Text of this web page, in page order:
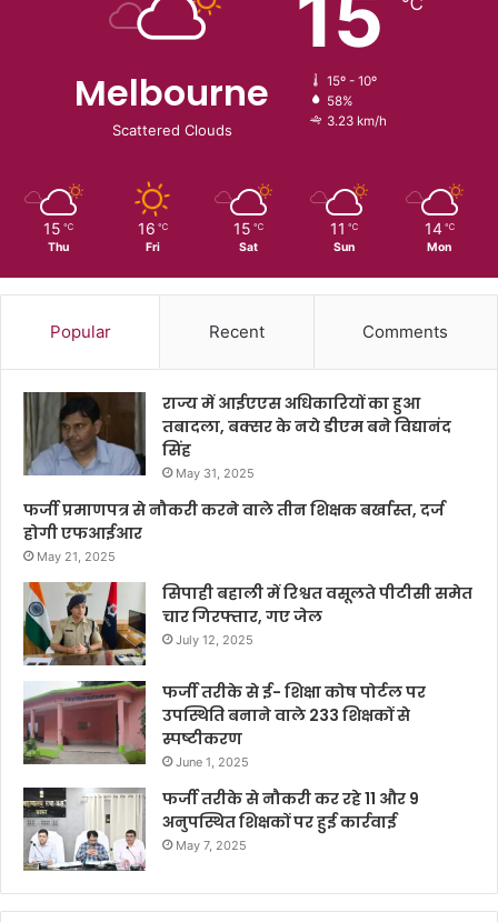
Melbourne
Scattered Clouds
15º - 10º
58%
3.23 km/h
15 ℃
Thu
16 ℃
Fri
15 ℃
Sat
11 ℃
Sun
14 ℃
Mon
Popular Recent Comments
राज्य में आईएएस अधिकारियों का हुआ
तबादला, बक्सर के नये डीएम बने विद्यानंद
सिंह
May 31, 2025
फर्जी प्रमाणपत्र से नौकरी करने वाले तीन शिक्षक बर्खास्त, दर्ज
होगी एफआईआर
May 21, 2025
सिपाही बहाली में रिश्वत वसूलते पीटीसी समेत
चार गिरफ्तार, गए जेल
July 12, 2025
फर्जी तरीके से ई- शिक्षा कोष पोर्टल पर
उपस्थिति बनाने वाले 233 शिक्षकों से
स्पष्टीकरण
June 1, 2025
फर्जी तरीके से नौकरी कर रहे 11 और 9
अनुपस्थित शिक्षकों पर हुई कार्रवाई
May 7, 2025